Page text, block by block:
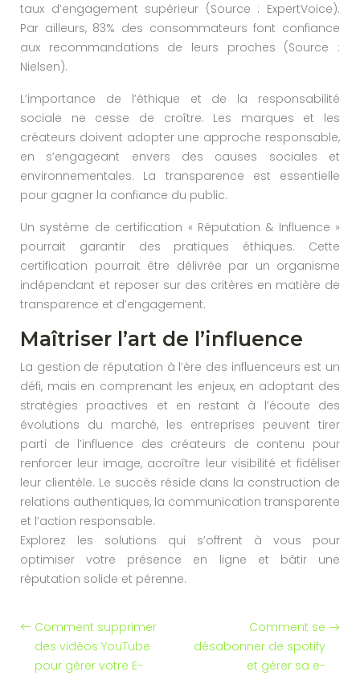
taux d’engagement supérieur (Source : ExpertVoice).
Par ailleurs, 83% des consommateurs font confiance
aux recommandations de leurs proches (Source :
Nielsen).
L’importance de l’éthique et de la responsabilité
sociale ne cesse de croître. Les marques et les
créateurs doivent adopter une approche responsable,
en s’engageant envers des causes sociales et
environnementales. La transparence est essentielle
pour gagner la confiance du public.
Un système de certification « Réputation & Influence »
pourrait garantir des pratiques éthiques. Cette
certification pourrait être délivrée par un organisme
indépendant et reposer sur des critères en matière de
transparence et d’engagement.
Maîtriser l’art de l’influence
La gestion de réputation à l’ère des influenceurs est un
défi, mais en comprenant les enjeux, en adoptant des
stratégies proactives et en restant à l’écoute des
évolutions du marché, les entreprises peuvent tirer
parti de l’influence des créateurs de contenu pour
renforcer leur image, accroître leur visibilité et fidéliser
leur clientèle. Le succès réside dans la construction de
relations authentiques, la communication transparente
et l’action responsable.
Explorez les solutions qui s’offrent à vous pour
optimiser votre présence en ligne et bâtir une
réputation solide et pérenne.
Comment supprimer
des vidéos YouTube
pour gérer votre E-
Comment se
désabonner de spotify
et gérer sa e-